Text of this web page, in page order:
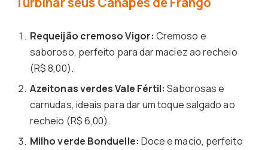
Requeijão cremoso Vigor: Cremoso e
saboroso, perfeito para dar maciez ao recheio
(R$ 8,00).
Azeitonas verdes Vale Fértil: Saborosas e
carnudas, ideais para dar um toque salgado ao
recheio (R$ 6,00).
Milho verde Bonduelle: Doce e macio, perfeito